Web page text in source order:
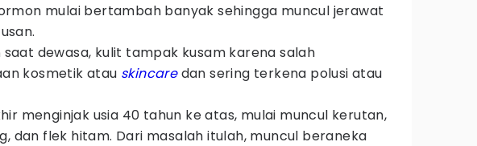
mulai bertambah banyak sehingga muncul jerawat
saat dewasa, kulit tampak kusam karena salah
kosmetik atau skincaredan sering terkena polusi atau
menginjak usia 40 tahun ke atas, mulai muncul kerutan,
dan flek hitam. Dari masalah itulah, muncul beraneka